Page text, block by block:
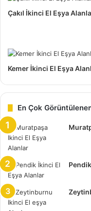
Eksik olan bir parçası
alacak olan insanlar
bu mobilyaları,
gerekiyor.
Zafer
Zafer mahallesi ikinci el
bizler, bazı ufak çaptaki
büyük hasar oluşan
yapacak atölyelerimiz
Daha ferah bir
fazlalık eşyaları gözüne
ikinci el eşya alanlar
Çakıl İkinci El Eşya
Kemer İkinci El Eşya
En Çok